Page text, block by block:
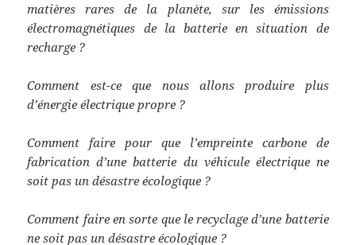
matières rares de la planète, sur les émissions
électromagnétiques de la batterie en situation de
recharge ?
Comment est-ce que nous allons produire plus
d’énergie électrique propre ?
Comment faire pour que l’empreinte carbone de
fabrication d’une batterie du véhicule électrique ne
soit pas un désastre écologique ?
Comment faire en sorte que le recyclage d’une batterie
ne soit pas un désastre écologique ?